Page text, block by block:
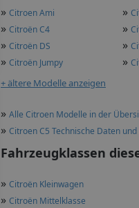
» Citroen Ami »
» Citroën C4 »
» Citroën DS »
» Citroën Jumpy »
+ ältere Modelle anzeigen
» Alle Citroen Modelle in der
» Citroen C5 Technische Daten
Fahrzeugklassen
» Citroën Kleinwagen
» Citroën Mittelklasse